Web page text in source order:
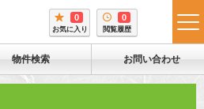
0
お気に入り
0
閲覧履歴
物件検索 お問い合わせ